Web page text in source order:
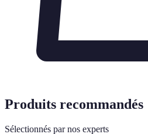
Produits recommandés
Sélectionnés par nos experts